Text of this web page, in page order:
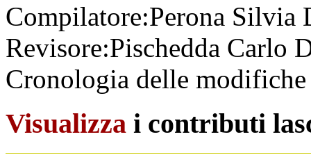
Compilatore:Perona Silvia
Revisore:Pischedda Carlo
Cronologia delle
Visualizza i contributi